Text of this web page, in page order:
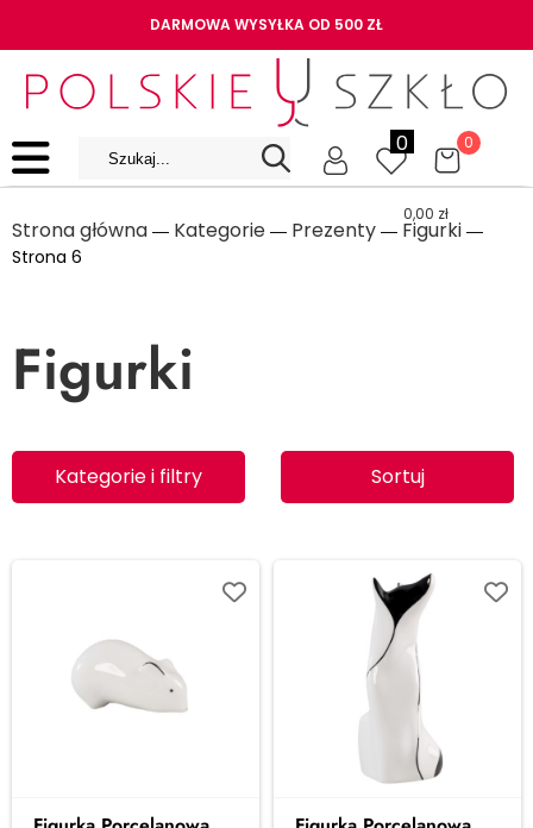
DARMOWA WYSYŁKA OD 500 ZŁ
0 0
0,00 zł
Strona główna ― Kategorie ― Prezenty ― Figurki ―
Strona 6
Figurki
Kategorie i filtry Sortuj